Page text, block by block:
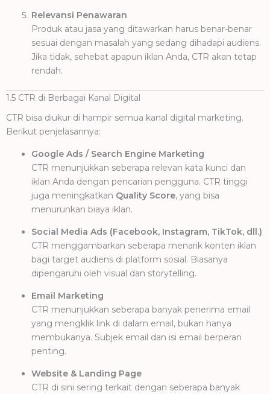
Relevansi Penawaran
Produk atau jasa yang ditawarkan harus benar-benar
sesuai dengan masalah yang sedang dihadapi audiens.
Jika tidak, sehebat apapun iklan Anda, CTR akan tetap
rendah.
1.5 CTR di Berbagai Kanal Digital
CTR bisa diukur di hampir semua kanal digital marketing.
Berikut penjelasannya:
Google Ads / Search Engine Marketing
CTR menunjukkan seberapa relevan kata kunci dan
iklan Anda dengan pencarian pengguna. CTR tinggi
juga meningkatkan Quality Score, yang bisa
menurunkan biaya iklan.
Social Media Ads (Facebook, Instagram, TikTok, dll.)
CTR menggambarkan seberapa menarik konten iklan
bagi target audiens di platform sosial. Biasanya
dipengaruhi oleh visual dan storytelling.
Email Marketing
CTR menunjukkan seberapa banyak penerima email
yang mengklik link di dalam email, bukan hanya
membukanya. Subjek email dan isi email berperan
penting.
Website & Landing Page
CTR di sini sering terkait dengan seberapa banyak